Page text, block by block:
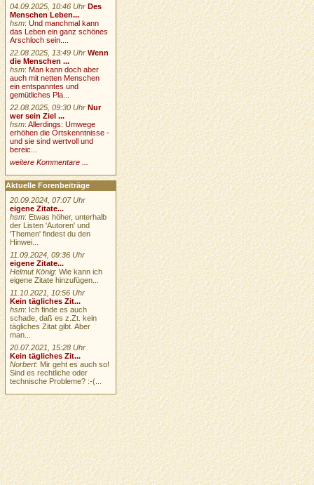
04.09.2025, 10:46 Uhr Des
Menschen Leben...
hsm:Und manchmal kann
das Leben ein ganz schönes
Arschloch sein....
22.08.2025, 13:49 Uhr Wenn
die Menschen ...
hsm:Man kann doch aber
auch mit netten Menschen
ein entspanntes und
gemütliches Pla...
22.08.2025, 09:30 Uhr Nur
wer sein Ziel ...
hsm:Allerdings: Umwege
erhöhen die Ortskenntnisse -
und sie sind wertvoll und
bereic...
weitere Kommentare ...
Aktuelle Forenbeiträge
20.09.2024, 07:07 Uhr
eigene Zitate...
hsm: Etwas höher, unterhalb
der Listen 'Autoren' und
'Themen' findest du den
Hinwei...
11.09.2024, 09:36 Uhr
eigene Zitate...
Helmut König: Wie kann ich
eigene Zitate hinzufügen...
11.10.2021, 10:56 Uhr
Kein tägliches Zit...
hsm: Ich finde es auch
schade, daß es z.Zt. kein
tägliches Zitat gibt. Aber
man...
20.07.2021, 15:28 Uhr
Kein tägliches Zit...
Norbert: Mir geht es auch so!
Sind es rechtliche oder
technische Probleme? :-(...